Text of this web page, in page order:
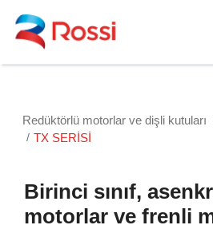
Redüktörlü motorlar ve dişli kutuları
TX SERİSİ
Birinci sınıf,
motorlar ve frenli